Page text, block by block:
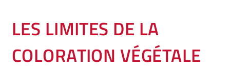
LES LIMITES DE LA
COLORATION VÉGÉTALE